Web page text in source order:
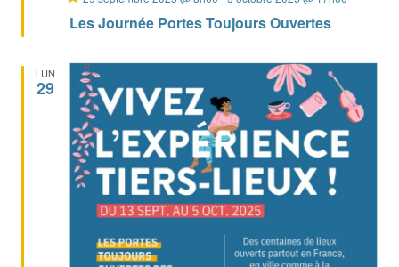
Les Journée Portes Toujours Ouvertes
avant
LUN
29